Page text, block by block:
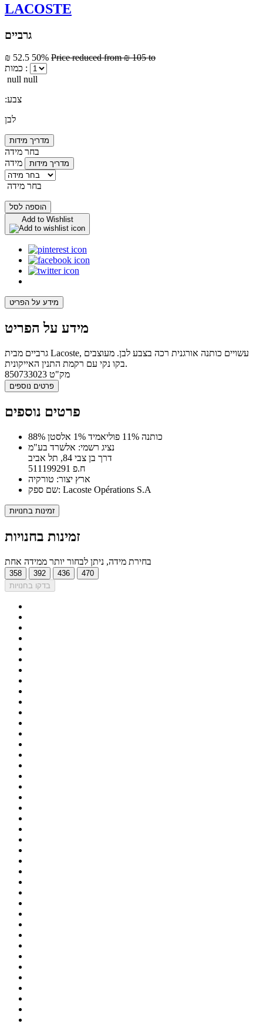
LACOSTE
גרביים
₪ 52.5 50% Price reduced from₪ 105 to
כמות :
null null
:צבע
לבן
מדריך מידות
בחר מידה
מידה
מדריך מידות
בחר מידה
הוספה לסל
Add to Wishlist
מידע על הפריט
מידע על הפריט
גרביים מבית Lacoste, עשויים כותנה אורגנית רכה בצבע לבן. מעוצבים
בקו נקי עם רקמת התנין האייקונית.
מק"ט 850733023
פרטים נוספים
פרטים נוספים
88% כותנה 11% פוליאמיד 1% אלסטן
נציג רשמי: אלשרד בע"מ
דרך בן צבי 84, תל אביב
ח.פ 511199291
ארץ יצור: טורקיה
שם ספק: Lacoste Opérations S.A
זמינות בחנויות
זמינות בחנויות
בחירת מידה, ניתן לבחור יותר ממידה אחת
358 392 436
470
בדקו בחנויות